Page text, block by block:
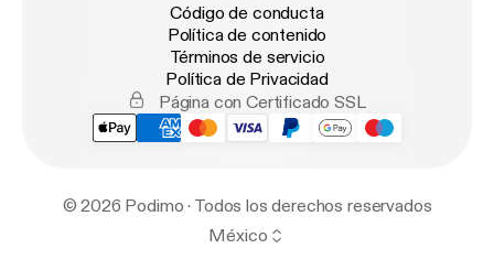
Código de conducta
Política de contenido
Términos de servicio
Política de Privacidad
Página con Certificado SSL
© 2026 Podimo · Todos los derechos reservados
México